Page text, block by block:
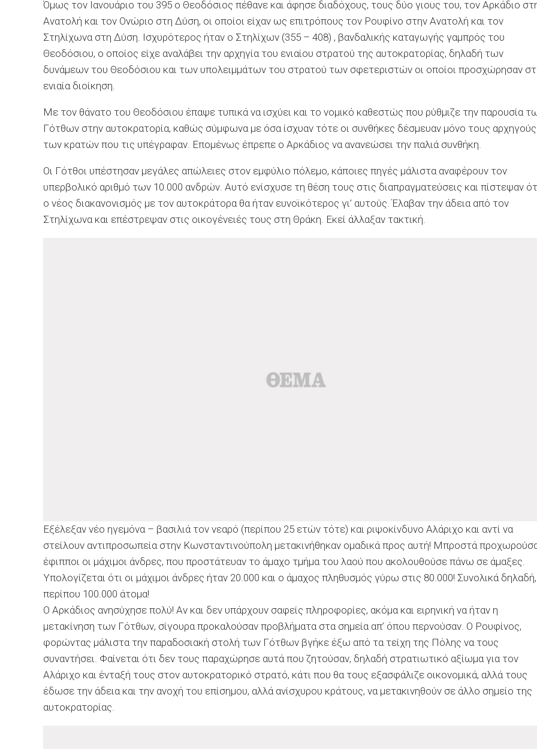
Όμως τον Ιανουάριο του 395 ο Θεοδόσιος πέθανε και άφησε διαδόχους, τους δύο γιους του, τον Αρκάδιο
Ανατολή και τον Ονώριο στη Δύση, οι οποίοι είχαν ως επιτρόπους τον Ρουφίνο στην Ανατολή και τον
Στηλίχωνα στη Δύση. Ισχυρότερος ήταν ο Στηλίχων (355 – 408) , βανδαλικής καταγωγής γαμπρός του
Θεοδόσιου, ο οποίος είχε αναλάβει την αρχηγία του ενιαίου στρατού της αυτοκρατορίας, δηλαδή των
δυνάμεων του Θεοδόσιου και των υπολειμμάτων του στρατού των σφετεριστών οι οποίοι προσχώρησαν
ενιαία διοίκηση.
Με τον θάνατο του Θεοδόσιου έπαψε τυπικά να ισχύει και το νομικό καθεστώς που ρύθμιζε την παρουσία
Γότθων στην αυτοκρατορία, καθώς σύμφωνα με όσα ίσχυαν τότε οι συνθήκες δέσμευαν μόνο τους αρχηγούς
των κρατών που τις υπέγραφαν. Επομένως έπρεπε ο Αρκάδιος να ανανεώσει την παλιά συνθήκη.
Οι Γότθοι υπέστησαν μεγάλες απώλειες στον εμφύλιο πόλεμο, κάποιες πηγές μάλιστα αναφέρουν τον
υπερβολικό αριθμό των 10.000 ανδρών. Αυτό ενίσχυσε τη θέση τους στις διαπραγματεύσεις και πίστεψαν
ο νέος διακανονισμός με τον αυτοκράτορα θα ήταν ευνοϊκότερος γι’ αυτούς. Έλαβαν την άδεια από τον
Στηλίχωνα και επέστρεψαν στις οικογένειές τους στη Θράκη. Εκεί άλλαξαν τακτική.
Εξέλεξαν νέο ηγεμόνα – βασιλιά τον νεαρό (περίπου 25 ετών τότε) και ριψοκίνδυνο Αλάριχο και αντί να
στείλουν αντιπροσωπεία στην Κωνσταντινούπολη μετακινήθηκαν ομαδικά προς αυτή! Μπροστά
έφιπποι οι μάχιμοι άνδρες, που προστάτευαν το άμαχο τμήμα του λαού που ακολουθούσε πάνω σε άμαξες.
Υπολογίζεται ότι οι μάχιμοι άνδρες ήταν 20.000 και ο άμαχος πληθυσμός γύρω στις 80.000! Συνολικά δηλαδή,
περίπου 100.000 άτομα!
Ο Αρκάδιος ανησύχησε πολύ! Αν και δεν υπάρχουν σαφείς πληροφορίες, ακόμα και ειρηνική να ήταν η
μετακίνηση των Γότθων, σίγουρα προκαλούσαν προβλήματα στα σημεία απ’ όπου περνούσαν. Ο Ρουφίνος,
φορώντας μάλιστα την παραδοσιακή στολή των Γότθων βγήκε έξω από τα τείχη της Πόλης να τους
συναντήσει. Φαίνεται ότι δεν τους παραχώρησε αυτά που ζητούσαν, δηλαδή στρατιωτικό αξίωμα για τον
Αλάριχο και ένταξή τους στον αυτοκρατορικό στρατό, κάτι που θα τους εξασφάλιζε οικονομικά, αλλά τους
έδωσε την άδεια και την ανοχή του επίσημου, αλλά ανίσχυρου κράτους, να μετακινηθούν σε άλλο σημείο της
αυτοκρατορίας.